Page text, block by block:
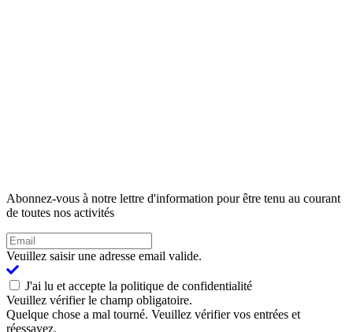
Abonnez-vous à notre lettre d'information pour être tenu au courant
de toutes nos activités
Veuillez saisir une adresse email valide.
J'ai lu et accepte la politique de confidentialité
Veuillez vérifier le champ obligatoire.
Quelque chose a mal tourné. Veuillez vérifier vos entrées et
réessayez.